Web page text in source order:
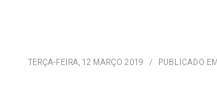
TERÇA-FEIRA, 12 MARÇO 2019 / PUBLICADO EM